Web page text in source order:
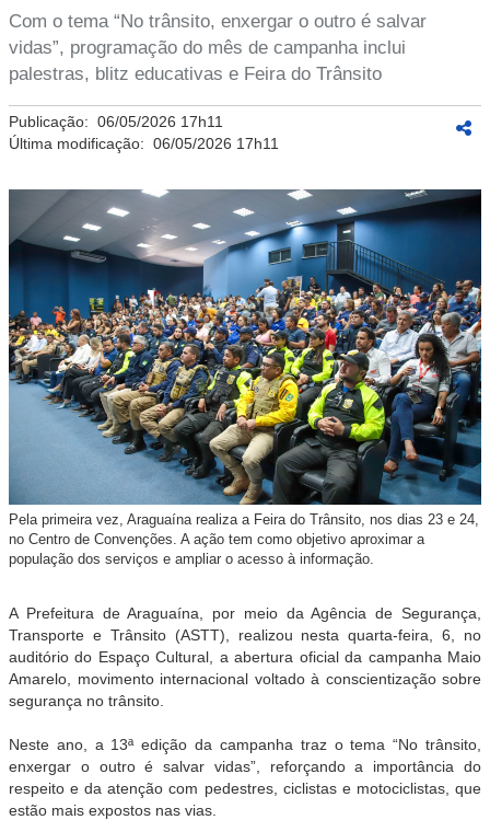
Com o tema “No trânsito, enxergar o outro é salvar
vidas”, programação do mês de campanha inclui
palestras, blitz educativas e Feira do Trânsito
Publicação: 06/05/2026 17h11
Última modificação: 06/05/2026 17h11
Pela primeira vez, Araguaína realiza a Feira do Trânsito, nos dias 23 e 24,
no Centro de Convenções. A ação tem como objetivo aproximar a
população dos serviços e ampliar o acesso à informação.
A Prefeitura de Araguaína, por meio da Agência de Segurança,
Transporte e Trânsito (ASTT), realizou nesta quarta-feira, 6, no
auditório do Espaço Cultural, a abertura oficial da campanha Maio
Amarelo, movimento internacional voltado à conscientização sobre
segurança no trânsito.
Neste ano, a 13ª edição da campanha traz o tema “No trânsito,
enxergar o outro é salvar vidas”, reforçando a importância do
respeito e da atenção com pedestres, ciclistas e motociclistas, que
estão mais expostos nas vias.